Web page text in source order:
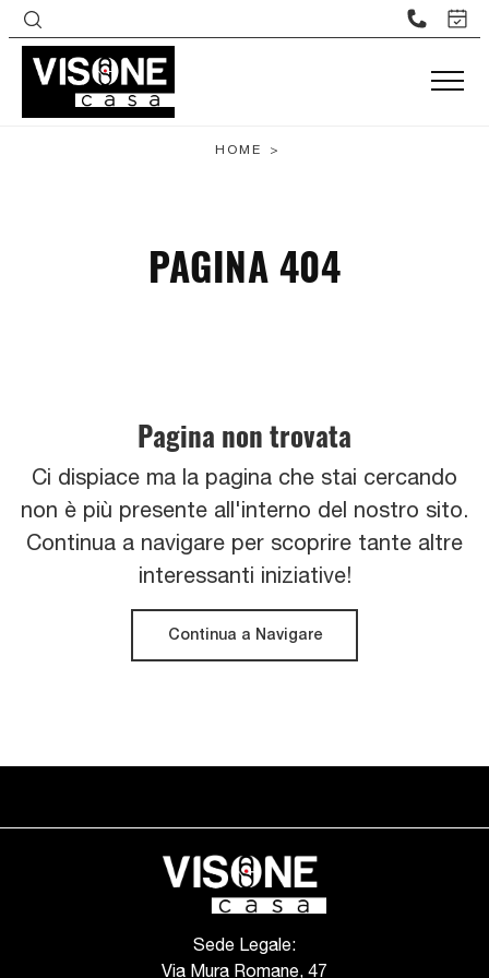
HOME >
PAGINA 404
Pagina non trovata
Ci dispiace ma la pagina che stai cercando
non è più presente all'interno del nostro sito.
Continua a navigare per scoprire tante altre
interessanti iniziative!
Continua a Navigare
Sede Legale:
Via Mura Romane, 47